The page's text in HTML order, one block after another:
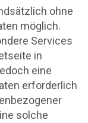
ohne
möglich.
Services
in
eine
erforderlich
solche